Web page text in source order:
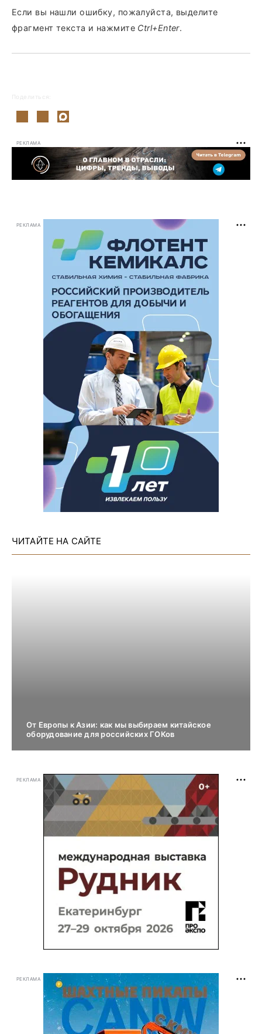
Если вы нашли ошибку, пожалуйста, выделите
фрагмент текста и нажмите Ctrl+Enter.
Поделиться:
РЕКЛАМА
РЕКЛАМА
ЧИТАЙТЕ НА САЙТЕ
От Европы к Азии: как мы выбираем китайское
оборудование для российских ГОКов
РЕКЛАМА
РЕКЛАМА